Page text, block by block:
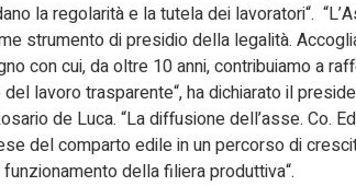
la regolarità e la tutela dei lavoratori“.
strumento di presidio della legalità.
con cui, da oltre 10 anni, contribuiamo a
lavoro trasparente“, ha dichiarato il
de Luca. “La diffusione dell’asse. Co.
del comparto edile in un percorso di
della filiera produttiva“.